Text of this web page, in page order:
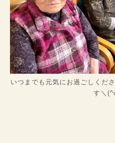
いつまでも元気にお過ごしくだ
す＼